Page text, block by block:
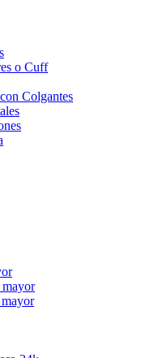
o Cuff
Colgantes
mayor